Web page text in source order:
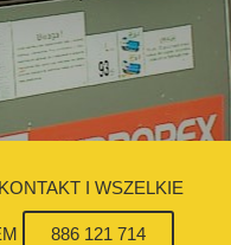
I WSZELKIE
886 121 714